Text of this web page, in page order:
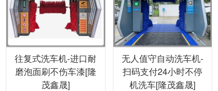
往复式洗车机-进口耐
磨泡面刷不伤车漆[隆
茂鑫晟]
无人值守自动洗车机-
扫码支付24小时不停
机洗车[隆茂鑫晟]